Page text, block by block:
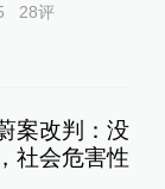
28评
案改判：没
社会危害性